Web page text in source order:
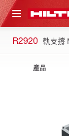
主要內容
R2920 軌支撐
產品